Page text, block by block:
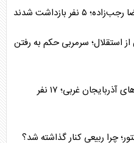
بازداشت شدند
استقلال؛ سرمربی حکم به رفتن
کشف محموله بزرگ سلاح در مرزهای آذربایجان غربی؛ ۱۷ نفر
چرا ربیعی کنار گذاشته شد؟